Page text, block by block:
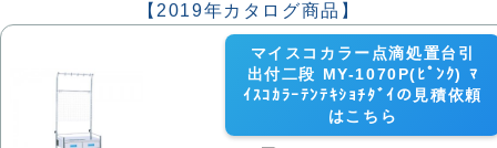
マイスコカラー点滴処置台引
出付二段 MY-1070P(ﾋﾟﾝｸ) ﾏ
ｲｽｺｶﾗｰﾃﾝﾃｷｼｮﾁﾀﾞｲの見積依頼
はこちら